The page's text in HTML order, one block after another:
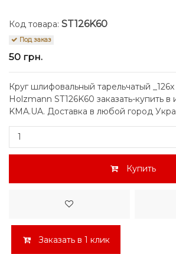
Код товара: ST126K60
Под заказ
50 грн.
Круг шлифовальный тарельчатый
Holzmann ST126K60 заказать-купить в
KMA.UA. Доставка в любой город
Купить
Заказать в 1 клик